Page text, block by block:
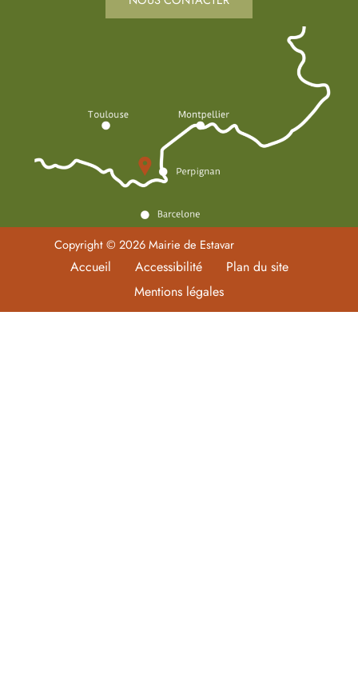
Copyright © 2026 Mairie de Estavar
Accueil Accessibilité
Plan du site
Mentions légales